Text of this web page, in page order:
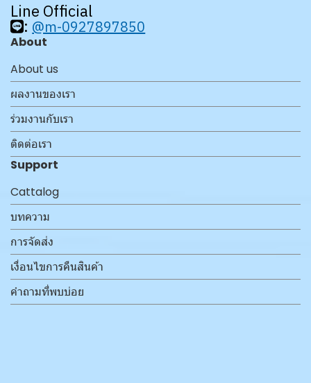
Line Official
: @m-0927897850
About
About us
ผลงานของเรา
ร่วมงานกับเรา
ติดต่อเรา
Support
Cattalog
บทความ
การจัดส่ง
เงื่อนไขการคืนสินค้า
คำถามที่พบบ่อย